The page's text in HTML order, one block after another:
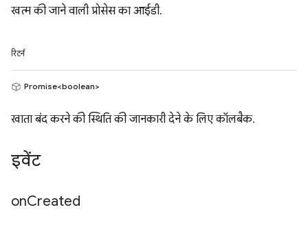
खत्म की जाने वाली प्रोसेस का आईडी.
रिटर्न
Promise<boolean>
खाता बंद करने की स्थिति की जानकारी देने के लिए कॉलबैक.
इवेंट
onCreated